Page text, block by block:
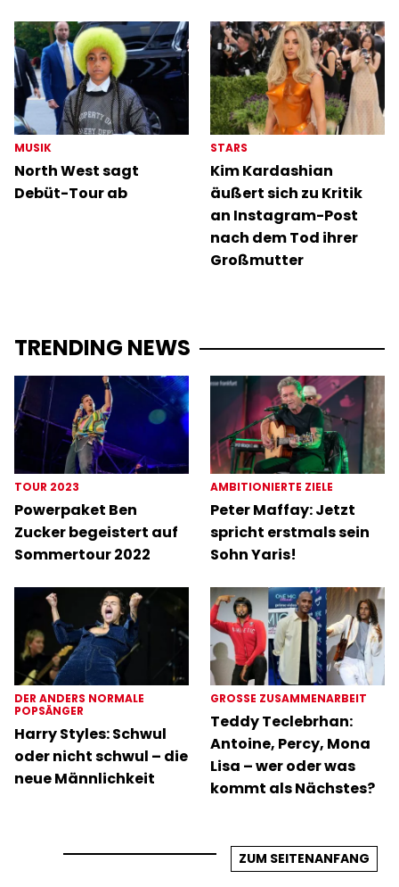
MUSIK
North West sagt
Debüt-Tour ab
STARS
Kim Kardashian
äußert sich zu Kritik
an Instagram-Post
nach dem Tod ihrer
Großmutter
TRENDING NEWS
TOUR 2023
Powerpaket Ben
Zucker begeistert auf
Sommertour 2022
AMBITIONIERTE ZIELE
Peter Maffay: Jetzt
spricht erstmals sein
Sohn Yaris!
DER ANDERS NORMALE
POPSÄNGER
Harry Styles: Schwul
oder nicht schwul – die
neue Männlichkeit
GROSSE ZUSAMMENARBEIT
Teddy Teclebrhan:
Antoine, Percy, Mona
Lisa – wer oder was
kommt als Nächstes?
ZUM SEITENANFANG